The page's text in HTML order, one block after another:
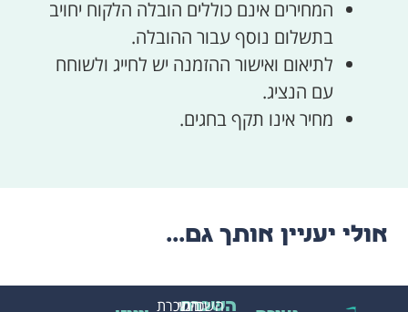
המחירים אינם כוללים הובלה הלקוח יחויב
בתשלום נוסף עבור ההובלה.
לתיאום ואישור ההזמנה יש לחייג ולשוחח
עם הנציג.
מחיר אינו תקף בחגים.
אולי יעניין אותך גם...
השכרת
השכרת
בינוי
השכרת